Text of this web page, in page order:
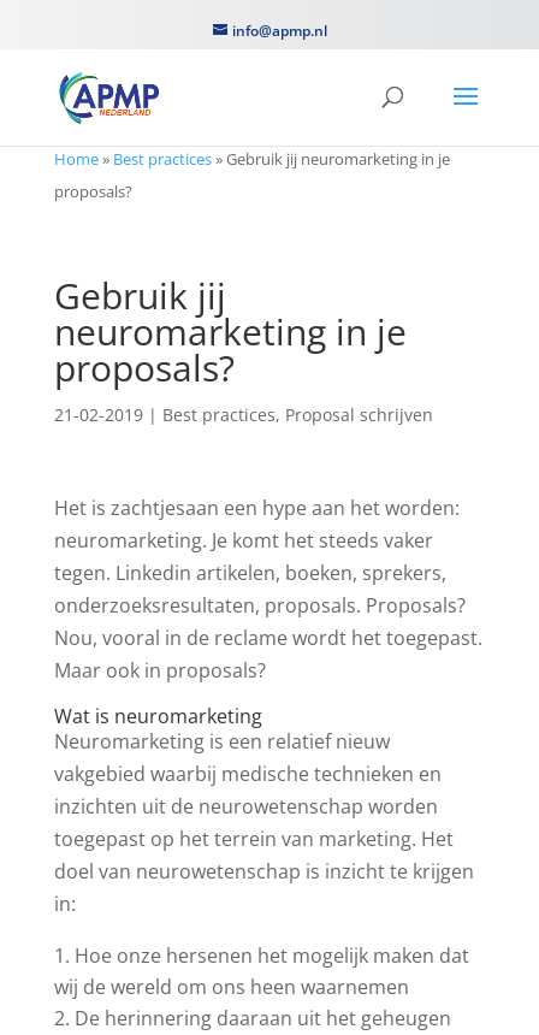
info@apmp.nl
Home» Best practices»Gebruik jij neuromarketing in je
proposals?
Gebruik jij
neuromarketing in je
proposals?
21-02-2019| Best practices, Proposal schrijven
Het is zachtjesaan een hype aan het worden:
neuromarketing. Je komt het steeds vaker
tegen. Linkedin artikelen, boeken, sprekers,
onderzoeksresultaten, proposals. Proposals?
Nou, vooral in de reclame wordt het toegepast.
Maar ook in proposals?
Wat is neuromarketing
Neuromarketing is een relatief nieuw
vakgebied waarbij medische technieken en
inzichten uit de neurowetenschap worden
toegepast op het terrein van marketing. Het
doel van neurowetenschap is inzicht te krijgen
in:
Hoe onze hersenen het mogelijk maken dat
wij de wereld om ons heen waarnemen
De herinnering daaraan uit het geheugen